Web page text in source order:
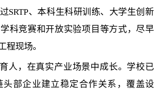
SRTP、本科生科研训练、大学生创新
科竞赛和开放实验项目等方式，尽早
程现场。
人，在真实产业场景中成长。学校已
头部企业建立稳定合作关系，覆盖设